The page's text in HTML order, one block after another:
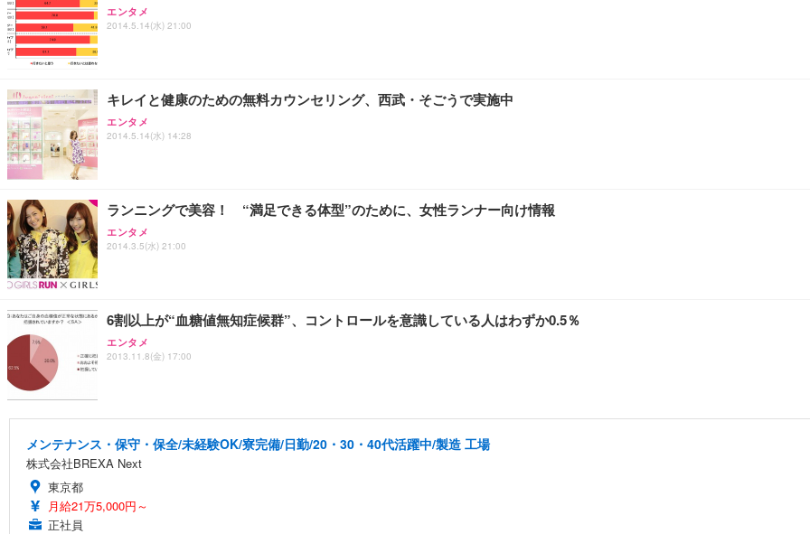
エンタメ
2014.5.14(水) 21:00
キレイと健康のための無料カウンセリング、西武・そごうで実施中
エンタメ
2014.5.14(水) 14:28
ランニングで美容！ “満足できる体型”のために、女性ランナー向け情報
エンタメ
2014.3.5(水) 21:00
6割以上が“血糖値無知症候群”、コントロールを意識している人はわずか0.5％
エンタメ
2013.11.8(金) 17:00
メンテナンス・保守・保全/未経験OK/寮完備/日勤/20・30・40代活躍中/製造 工場
株式会社BREXA Next
東京都
月給21万5,000円～
正社員